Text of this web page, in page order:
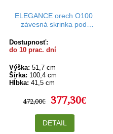
ELEGANCE orech O100
závesná skrinka pod
vrchnou doskou
Dostupnosť:
do 10 prac. dní
Výška: 51,7 cm
Šírka: 100,4 cm
Hĺbka: 41,5 cm
472,00€ 377,30€
DETAIL